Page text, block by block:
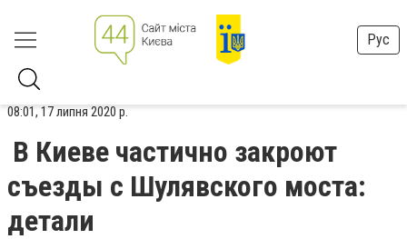
Рус
08:01, 17 липня 2020 р.
В Киеве частично закроют
съезды с Шулявского моста:
детали